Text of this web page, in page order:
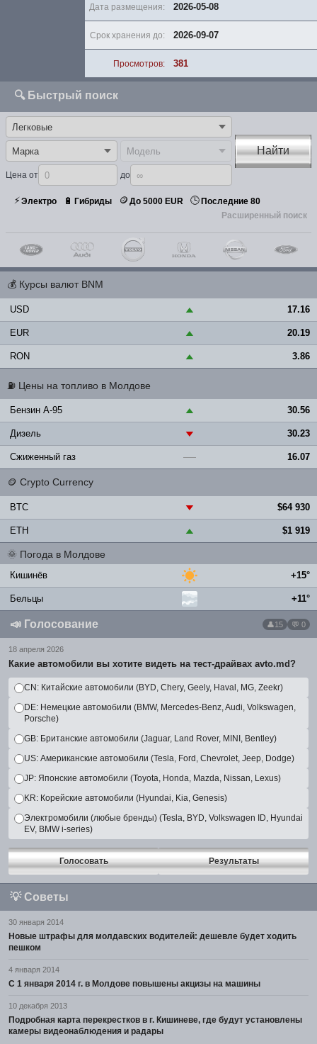
Дата размещения: 2026-05-08
Срок хранения до: 2026-09-07
Просмотров: 381
🔍 Быстрый поиск
Цена от до
Найти
⚡Электро 🔋 Гибриды 🪙 До 5000 EUR 🕒 Последние 80
Расширенный поиск
💰 Курсы валют BNM
USD ▲ 17.16
EUR ▲ 20.19
RON ▲ 3.86
⛽ Цены на топливо в Молдове
Бензин A-95 ▲ 30.56
Дизель ▼ 30.23
Сжиженный газ — 16.07
🪙 Crypto Currency
BTC ▼ $64 930
ETH ▲ $1 919
🌞 Погода в Молдове
Кишинёв +15°
Бельцы +11°
📣 Голосование 15 💬 0
18 апреля 2026
Какие автомобили вы хотите видеть на тест-драйвах avto.md?
CN: Китайские автомобили (BYD, Chery, Geely, Haval, MG, Zeekr)
DE: Немецкие автомобили (BMW, Mercedes-Benz, Audi, Volkswagen,
Porsche)
GB: Британские автомобили (Jaguar, Land Rover, MINI, Bentley)
US: Американские автомобили (Tesla, Ford, Chevrolet, Jeep, Dodge)
JP: Японские автомобили (Toyota, Honda, Mazda, Nissan, Lexus)
KR: Корейские автомобили (Hyundai, Kia, Genesis)
Электромобили (любые бренды) (Tesla, BYD, Volkswagen ID, Hyundai
EV, BMW i-series)
Голосовать Результаты
💡 Советы
30 января 2014
Новые штрафы для молдавских водителей: дешевле будет ходить
пешком
4 января 2014
С 1 января 2014 г. в Молдове повышены акцизы на машины
10 декабря 2013
Подробная карта перекрестков в г. Кишиневе, где будут установлены
камеры видеонаблюдения и радары